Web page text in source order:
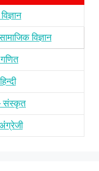
विज्ञान
संस्‍कृत